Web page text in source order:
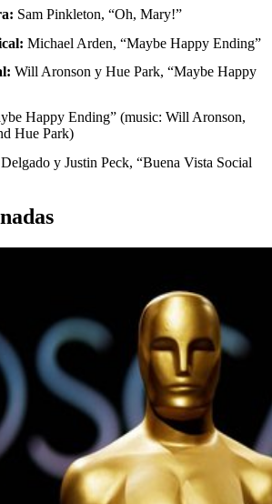
Sam Pinkleton, “Oh, Mary!”
Michael Arden, “Maybe Happy Ending”
Will Aronson y Hue Park, “Maybe Happy
Happy Ending” (music: Will Aronson,
Hue Park)
y Justin Peck, “Buena Vista Social